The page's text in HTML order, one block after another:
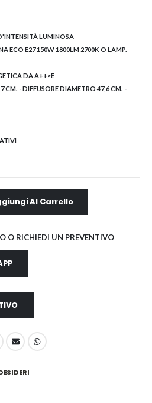
LUMINOSA
ECO E27 150W 1800LM 2700K O LAMP.
DA A++>E
CM. - DIFFUSORE DIAMETRO 47,6 CM. -
Al Carrello
O RICHIEDI UN PREVENTIVO